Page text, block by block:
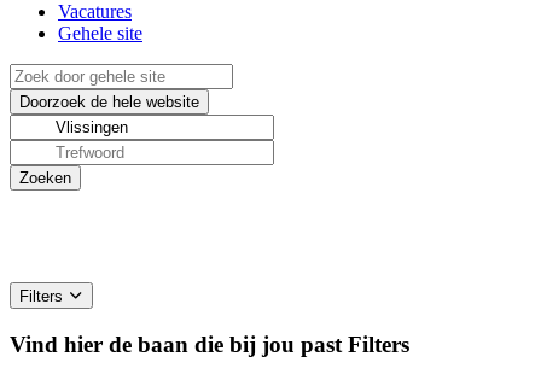
Vacatures
Gehele site
Filters
Vind hier de baan die bij jou past Filters